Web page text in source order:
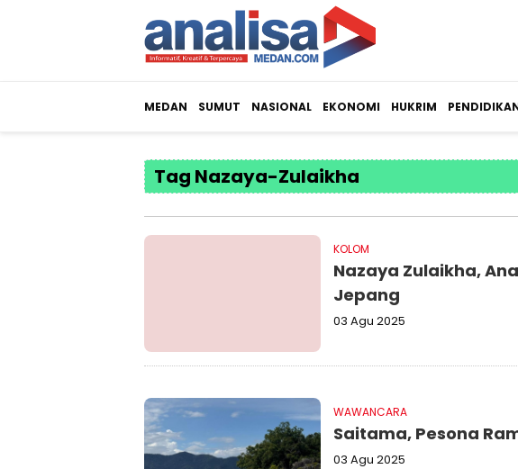
MEDAN SUMUT NASIONAL EKONOMI HUKRIM
Tag Nazaya-Zulaikha
KOLOM
Nazaya Zulaikha,
Jepang
03 Agu 2025
WAWANCARA
Saitama, Pesona
03 Agu 2025